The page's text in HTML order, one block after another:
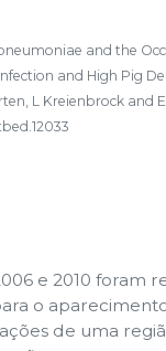
and the
and High Pig
L Kreienbrock and
e 2010 foram
o
de uma